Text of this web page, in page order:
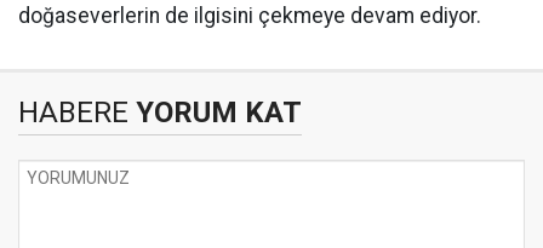
doğaseverlerin de ilgisini çekmeye devam ediyor.
HABERE YORUM KAT